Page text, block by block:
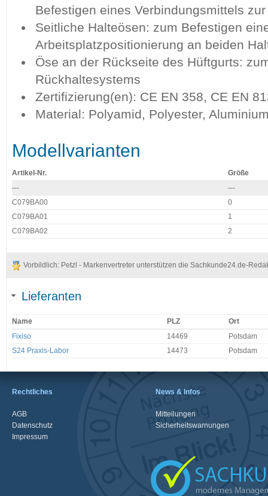
Befestigen eines Verbindungsmittels
Seitliche Halteösen: zum Befestigen
Arbeitsplatzpositionierung an beiden
Öse an der Rückseite des Hüftgurts:
Rückhaltesystems
Zertifizierung(en): CE EN 358, CE EN
Material: Polyamid, Polyester,
Modellvarianten
Artikel-Nr.
Größe
—
—
C079BA00
0
C079BA01
1
C079BA02
2
Vorbildlich: Petzl - Markenvertreter unterstützen die Sachkunde24.de-
Lieferanten
Name PLZ
Ort
Fixiso
14469
Potsdam
S24 Praxis-Labor
14473 Potsdam
Rechtliches
AGB
Datenschutz
Impressum
News & Infos
Mitteilungen
Sicherheitswarnungen